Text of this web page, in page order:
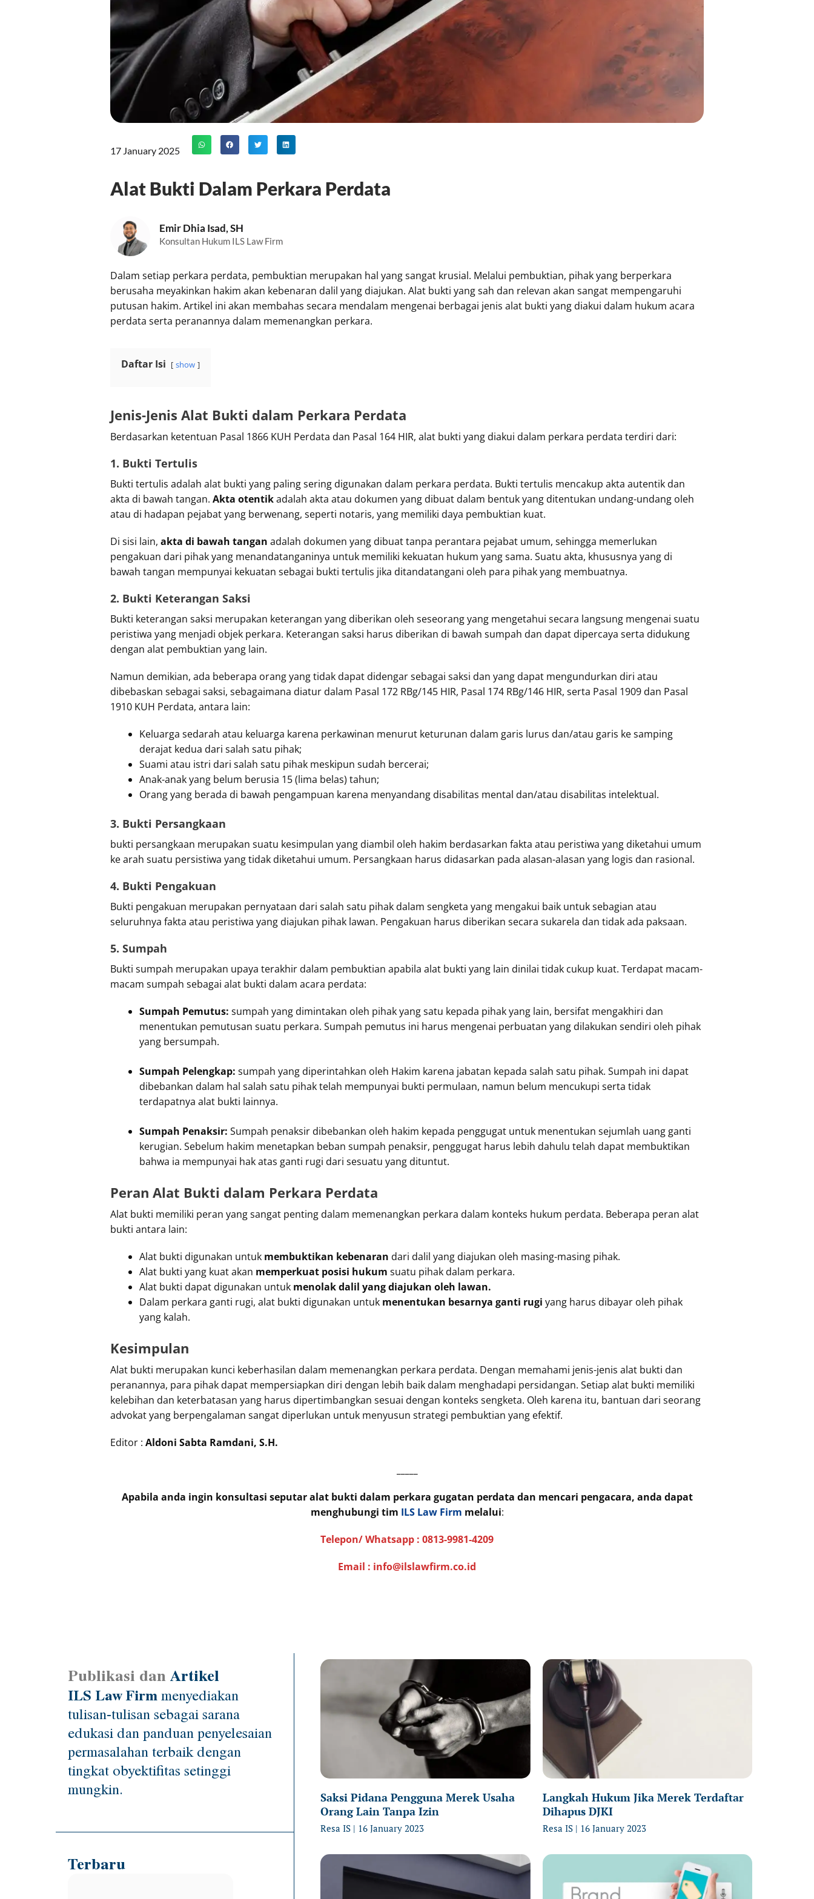
17 January 2025
Alat Bukti Dalam Perkara Perdata
Emir Dhia Isad, SH
Konsultan Hukum ILS Law Firm
Dalam setiap perkara perdata, pembuktian merupakan hal yang sangat krusial. Melalui pembuktian, pihak yang berperkara
berusaha meyakinkan hakim akan kebenaran dalil yang diajukan. Alat bukti yang sah dan relevan akan sangat mempengaruhi
putusan hakim. Artikel ini akan membahas secara mendalam mengenai berbagai jenis alat bukti yang diakui dalam hukum acara
perdata serta peranannya dalam memenangkan perkara.
Daftar Isi show
Jenis-Jenis Alat Bukti dalam Perkara Perdata
Berdasarkan ketentuan Pasal 1866 KUH Perdata dan Pasal 164 HIR, alat bukti yang diakui dalam perkara perdata terdiri dari:
1. Bukti Tertulis
Bukti tertulis adalah alat bukti yang paling sering digunakan dalam perkara perdata. Bukti tertulis mencakup akta autentik dan
akta di bawah tangan. Akta otentikadalah akta atau dokumen yang dibuat dalam bentuk yang ditentukan undang-undang oleh
atau di hadapan pejabat yang berwenang, seperti notaris, yang memiliki daya pembuktian kuat.
Di sisi lain, akta di bawah tangan adalah dokumen yang dibuat tanpa perantara pejabat umum, sehingga memerlukan
pengakuan dari pihak yang menandatanganinya untuk memiliki kekuatan hukum yang sama. Suatu akta, khususnya yang di
bawah tangan mempunyai kekuatan sebagai bukti tertulis jika ditandatangani oleh para pihak yang membuatnya.
2. Bukti Keterangan Saksi
Bukti keterangan saksi merupakan keterangan yang diberikan oleh seseorang yang mengetahui secara langsung mengenai suatu
peristiwa yang menjadi objek perkara. Keterangan saksi harus diberikan di bawah sumpah dan dapat dipercaya serta didukung
dengan alat pembuktian yang lain.
Namun demikian, ada beberapa orang yang tidak dapat didengar sebagai saksi dan yang dapat mengundurkan diri atau
dibebaskan sebagai saksi, sebagaimana diatur dalam Pasal 172 RBg/145 HIR, Pasal 174 RBg/146 HIR, serta Pasal 1909 dan Pasal
1910 KUH Perdata, antara lain:
Keluarga sedarah atau keluarga karena perkawinan menurut keturunan dalam garis lurus dan/atau garis ke samping
derajat kedua dari salah satu pihak;
Suami atau istri dari salah satu pihak meskipun sudah bercerai;
Anak-anak yang belum berusia 15 (lima belas) tahun;
Orang yang berada di bawah pengampuan karena menyandang disabilitas mental dan/atau disabilitas intelektual.
3. Bukti Persangkaan
bukti persangkaan merupakan suatu kesimpulan yang diambil oleh hakim berdasarkan fakta atau peristiwa yang diketahui umum
ke arah suatu persistiwa yang tidak diketahui umum. Persangkaan harus didasarkan pada alasan-alasan yang logis dan rasional.
4. Bukti Pengakuan
Bukti pengakuan merupakan pernyataan dari salah satu pihak dalam sengketa yang mengakui baik untuk sebagian atau
seluruhnya fakta atau peristiwa yang diajukan pihak lawan. Pengakuan harus diberikan secara sukarela dan tidak ada paksaan.
5. Sumpah
Bukti sumpah merupakan upaya terakhir dalam pembuktian apabila alat bukti yang lain dinilai tidak cukup kuat. Terdapat macam-
macam sumpah sebagai alat bukti dalam acara perdata:
Sumpah Pemutus: sumpah yang dimintakan oleh pihak yang satu kepada pihak yang lain, bersifat mengakhiri dan
menentukan pemutusan suatu perkara. Sumpah pemutus ini harus mengenai perbuatan yang dilakukan sendiri oleh pihak
yang bersumpah.
Sumpah Pelengkap: sumpah yang diperintahkan oleh Hakim karena jabatan kepada salah satu pihak. Sumpah ini dapat
dibebankan dalam hal salah satu pihak telah mempunyai bukti permulaan, namun belum mencukupi serta tidak
terdapatnya alat bukti lainnya.
Sumpah Penaksir: Sumpah penaksir dibebankan oleh hakim kepada penggugat untuk menentukan sejumlah uang ganti
kerugian. Sebelum hakim menetapkan beban sumpah penaksir, penggugat harus lebih dahulu telah dapat membuktikan
bahwa ia mempunyai hak atas ganti rugi dari sesuatu yang dituntut.
Peran Alat Bukti dalam Perkara Perdata
Alat bukti memiliki peran yang sangat penting dalam memenangkan perkara dalam konteks hukum perdata. Beberapa peran alat
bukti antara lain:
Alat bukti digunakan untuk membuktikan kebenaran dari dalil yang diajukan oleh masing-masing pihak.
Alat bukti yang kuat akan memperkuat posisi hukum suatu pihak dalam perkara.
Alat bukti dapat digunakan untuk menolak dalil yang diajukan oleh lawan.
Dalam perkara ganti rugi, alat bukti digunakan untuk menentukan besarnya ganti rugi yang harus dibayar oleh pihak
yang kalah.
Kesimpulan
Alat bukti merupakan kunci keberhasilan dalam memenangkan perkara perdata. Dengan memahami jenis-jenis alat bukti dan
peranannya, para pihak dapat mempersiapkan diri dengan lebih baik dalam menghadapi persidangan. Setiap alat bukti memiliki
kelebihan dan keterbatasan yang harus dipertimbangkan sesuai dengan konteks sengketa. Oleh karena itu, bantuan dari seorang
advokat yang berpengalaman sangat diperlukan untuk menyusun strategi pembuktian yang efektif.
Editor : Aldoni Sabta Ramdani, S.H.
Apabila anda ingin konsultasi seputar alat bukti dalam perkara gugatan perdata dan mencari pengacara, anda dapat
menghubungi tim ILS Law Firm melalui:
Telepon/ Whatsapp : 0813-9981-4209
Email : info@ilslawfirm.co.id
Publikasi danArtikel
ILS Law Firmmenyediakan
tulisan-tulisan sebagai sarana
edukasi dan panduan penyelesaian
permasalahan terbaik dengan
tingkat obyektifitas setinggi
mungkin.
Terbaru
Saksi Pidana Pengguna Merek Usaha
Orang Lain Tanpa Izin
Resa IS 16 January 2023
Langkah Hukum Jika Merek Terdaftar
Dihapus DJKI
Resa IS 16 January 2023
Page Page PagePage